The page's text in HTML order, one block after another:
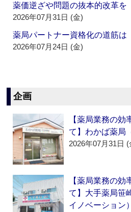
薬価逆ざや問題の抜本的改革を
2026年07月31日 (金)
薬局パートナー資格化の道筋は
2026年07月24日 (金)
企画
【薬局業務の効
て】わかば薬局
2026年07月31日 (
【薬局業務の効
て】大手薬局笹
イノベーション）